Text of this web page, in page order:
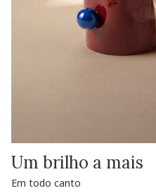
Um brilho a mais
Em todo canto